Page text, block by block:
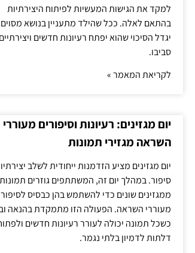
למקד את הגישות המעשיות לפיתוח היצירתיות
בהתאם לאלה. ככל שהילד מתעניין בנושא
יגדל הסיכוי שהוא יפתח רעיונות חדשים ויצירתיים
סביבו.
לקריאת המאמר »
יום מגזינים: רעיונות וסיפורים מעוררי
השראה מגזירי תמונות
יום מגזינים מציע הזדמנות ייחודית לשלב
סיפור. במהלך יום זה, המשתתפים גוזרים תמונות
ממגזינים שונים כדי להשתמש בהן כבסיס
מעוררי השראה. הפעולה הזו מתמקדת בהנאה
כשכל תמונה יכולה לעורר רעיונות חדשים
דלתות לדמיון בלתי נגמר.